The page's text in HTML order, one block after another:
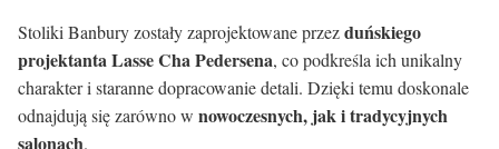
Stoliki Banbury zostały zaprojektowane przezduńskiego
projektanta Lasse Cha Pedersena, co podkreśla ich unikalny
charakter i staranne dopracowanie detali. Dzięki temu doskonale
odnajdują się zarówno w nowoczesnych, jak i tradycyjnych
salonach.